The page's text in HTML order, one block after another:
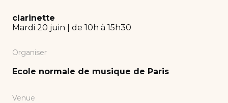
clarinette
Mardi 20 juin | de 10h à 15h30
Organiser
Ecole normale de musique de Paris
Venue